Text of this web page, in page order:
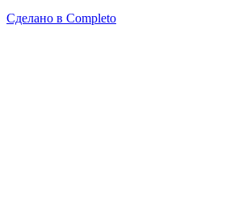
Сделано в Completo